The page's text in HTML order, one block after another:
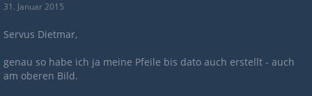
31. Januar 2015
Servus Dietmar,
genau so habe ich ja meine Pfeile bis dato auch erstellt - auch
am oberen Bild.